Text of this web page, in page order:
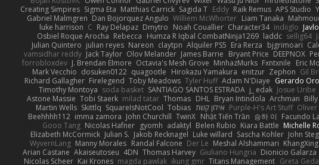
Creating Simpires Sigma Eta Matthias Carrick Sagida T Eddy Raik Remus APS Studio
Gabriel Malmgren Dan Bojorquez Angulo Williem McWhorter Liam Tanaka
luke harrison C Ray Delapaz Dmytro Noah Couallier Character34 indiiglo
Osbiel Roque Arocha Rebecca Humza R Iqbal CombatNinja1269 laddc sellig64
Julian Quintero julian reyes Nareon claytpn Alquiler PS5 Era Rerza bjgrimoari
vamsidhar reddy Jack Taylor Olov Melander James Barrie Bryant Price DEEPNOX
forrobloxdev J. Brendan Elmore Octavia's Mesh Grove MinhazMurks Fxntxnile Eric
Mark Vecchio dosuken0122 quagootle Hirokazu Yamakura enitzur Zephon Gil
Richard Gallagher Firelegend Toby Meadows Tyler Huff Adam N'Diaye Gerardo
Timothy Montoya soda basket SANTIAGO SANTOS ESTRADA j_ edak Josue Uribe
Astone Massie Tobi Staerk milad tatar Thomas DHL Bryan Intindola Archman
Martin Wells Skittlq SquareIsNotCool Tobias אילון קשת Purple-H's Art Stuff Oliver
Beehhhh112 imma zamora John Churchill TwinX Nhật Tiến Trần 승하 이 Facundo
Gooo Tang Nicolas Hafner gyomh adaktyl Belen Rubio Kiara Battle Michelle
Elizabeth McCormick Julian S. Jakob Recknagel Luke willard Sascha Kohler John
WyvernLang Manny Morales Randal Falcone Der Le Meshal Alshammari
Arian Castane Akaiseutoseu 4DN Thomas Harvey Giuliano Hungria Dionicio Galarza
Nicolas Scheer Kai Krones magda pawlak ikung gmr Titans Management Greta